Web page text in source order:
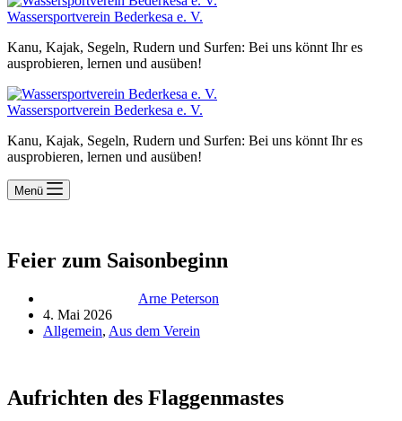
Wassersportverein Bederkesa e. V.
Kanu, Kajak, Segeln, Rudern und Surfen: Bei uns könnt Ihr es
ausprobieren, lernen und ausüben!
Wassersportverein Bederkesa e. V.
Kanu, Kajak, Segeln, Rudern und Surfen: Bei uns könnt Ihr es
ausprobieren, lernen und ausüben!
Menü
Feier zum Saisonbeginn
Arne Peterson
4. Mai 2026
Allgemein, Aus dem Verein
Aufrichten des Flaggenmastes